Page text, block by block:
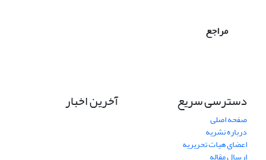
مراجع
دسترسی سریع
صفحه اصلی
درباره نشریه
اعضای هیات تحریریه
آخرین اخبار